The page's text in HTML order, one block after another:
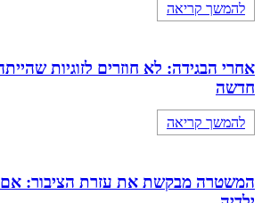
להמשך קריאה
אחרי הבגידה: לא חוזרים לזוגיות
חדשה
להמשך קריאה
המשטרה מבקשת את עזרת הציבור: אם